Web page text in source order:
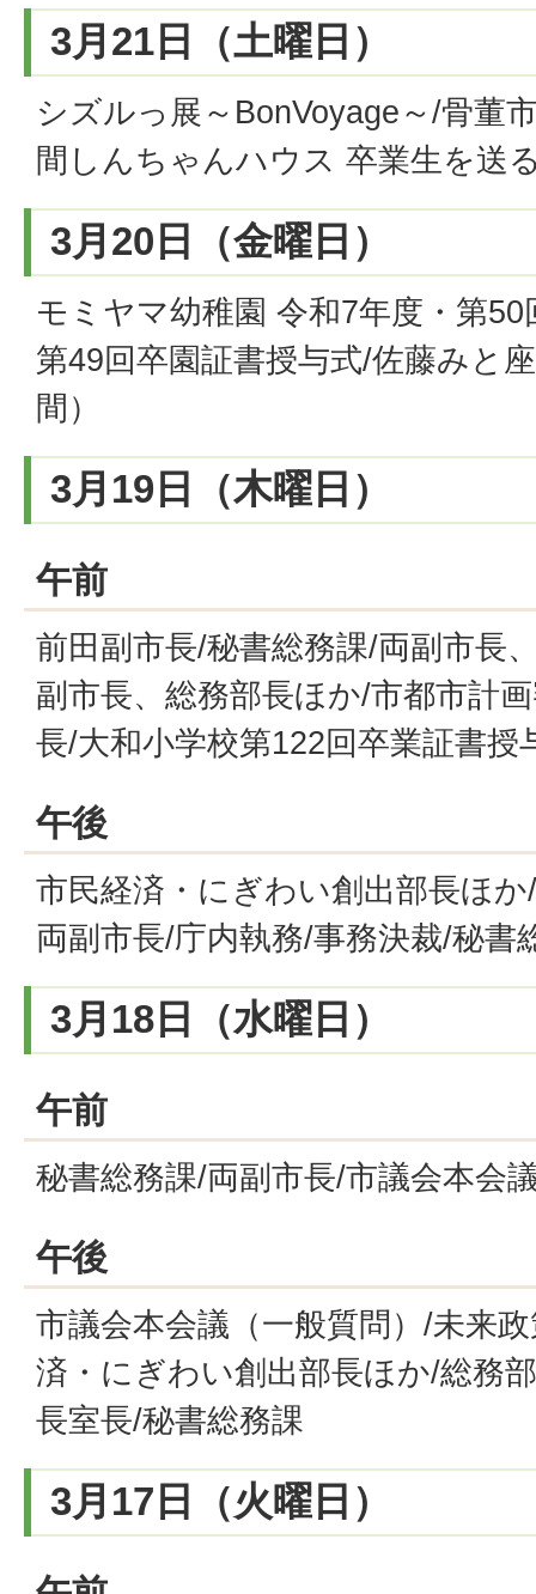
3月21日（土曜日）
シズルっ展～BonVoyage～/骨董
間しんちゃんハウス 卒業生を送
3月20日（金曜日）
モミヤマ幼稚園 令和7年度・第
第49回卒園証書授与式/佐藤みと
間）
3月19日（木曜日）
午前
前田副市長/秘書総務課/両副市長
副市長、総務部長ほか/市都市計
長/大和小学校第122回卒業証書授
午後
市民経済・にぎわい創出部長ほ
両副市長/庁内執務/事務決裁/秘書
3月18日（水曜日）
午前
秘書総務課/両副市長/市議会本会
午後
市議会本会議（一般質問）/未来
済・にぎわい創出部長ほか/総務
長室長/秘書総務課
3月17日（火曜日）